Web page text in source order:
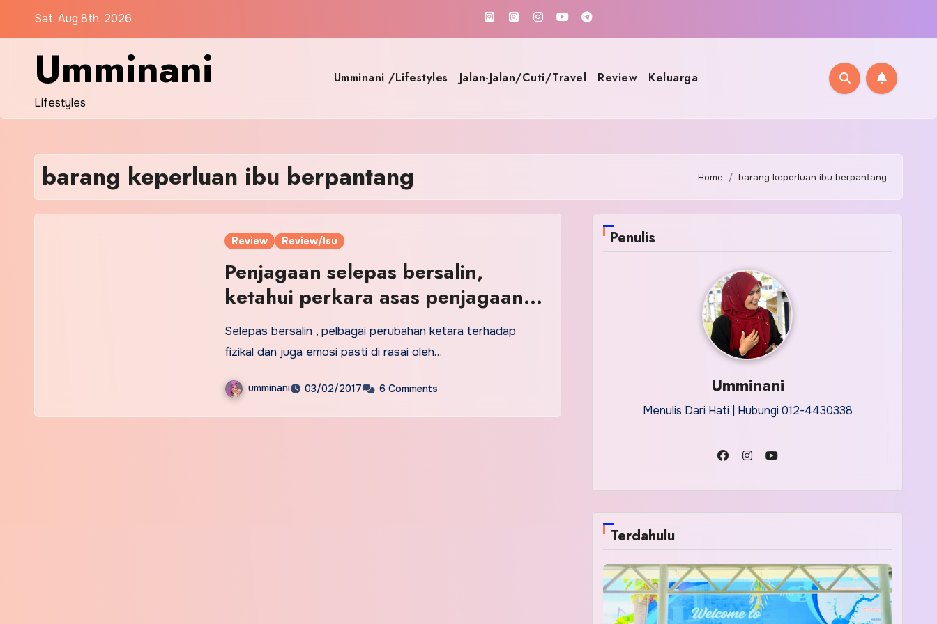
Sat. Aug 8th, 2026
Umminani
Lifestyles
Umminani /Lifestyles Jalan-Jalan/Cuti/Travel Review Keluarga
barang keperluan ibu berpantang Home barang keperluan ibu berpantang
Review Review/Isu
Penjagaan selepas bersalin,
ketahui perkara asas penjagaan
diri
Selepas bersalin , pelbagai perubahan ketara terhadap
fizikal dan juga emosi pasti di rasai oleh…
umminani 03/02/2017 6 Comments
Penulis
Umminani
Menulis Dari Hati | Hubungi 012-4430338
Terdahulu